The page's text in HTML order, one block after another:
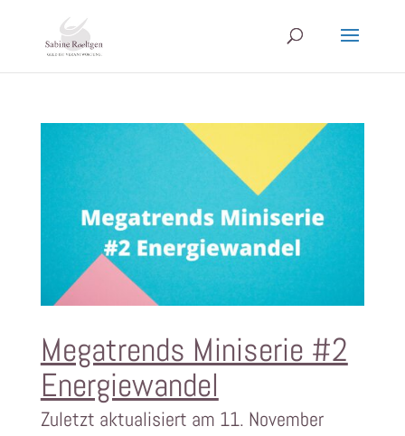
Megatrends Miniserie #2
Energiewandel
Zuletzt aktualisiert am 11. November